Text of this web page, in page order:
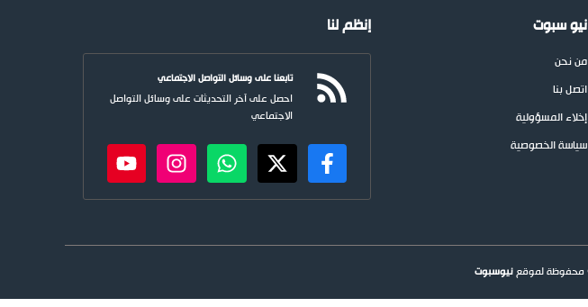
نيو سبوت
من نحن
اتصل بنا
إخلاء المسؤولية
سياسة الخصوصية
إنظم لنا
تابعنا على وسائل التواصل الاجتماعي
احصل على آخر التحديثات على وسائل التواصل
الاجتماعي
نيوسبوت